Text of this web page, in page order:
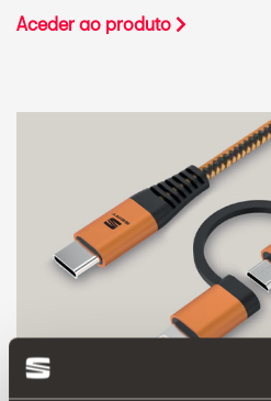
Aceder ao produto